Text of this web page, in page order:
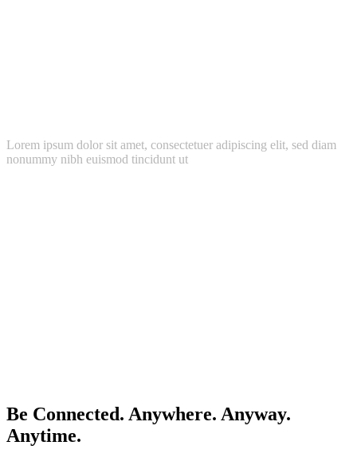
Lorem ipsum dolor sit amet, consectetuer adipiscing elit, sed diam
nonummy nibh euismod tincidunt ut
Be Connected. Anywhere. Anyway.
Anytime.